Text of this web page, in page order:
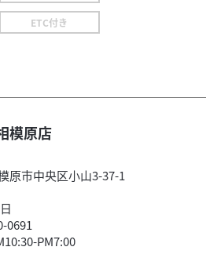
ETC付き
模原店
原市中央区小山3-37-1
0691
PM7:00